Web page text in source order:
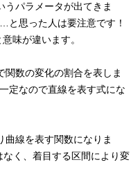
うパラメータが出てきま
と思った人は要注意です！
味が違います。
関数の変化の割合を表しま
定なので直線を表す式にな
曲線を表す関数になりま
く、着目する区間により変